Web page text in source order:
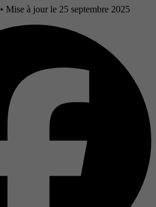
• Mise à jour le 25 septembre 2025